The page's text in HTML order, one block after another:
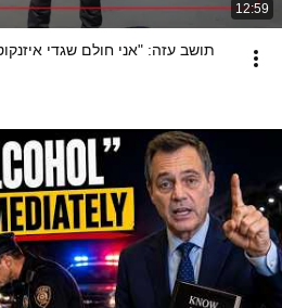
12:59
תושב עזה: "אני חולם שגדי